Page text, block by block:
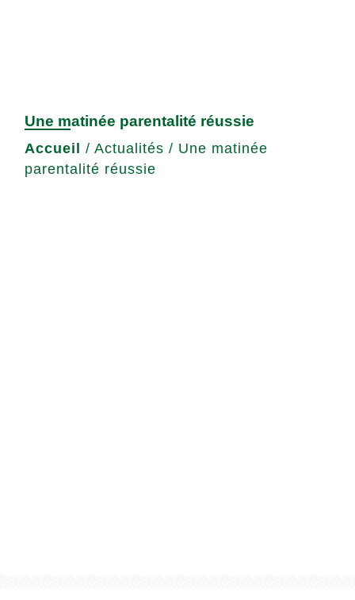
Une matinée parentalité réussie
Accueil / Actualités / Une matinée
parentalité réussie